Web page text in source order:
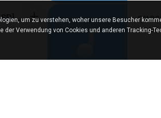
Tomodachi Life Living the Dream [NSP].torrent กุหลา
5.9 MB
um zu verstehen, woher unsere Besucher
Verwendung von Cookies und anderen Tracking-